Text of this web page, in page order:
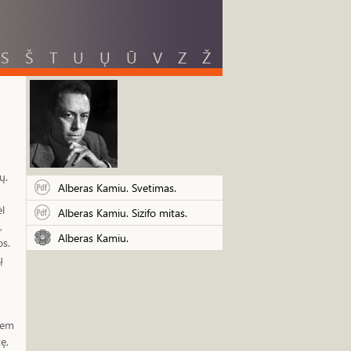
S Š T U Ų Ū V Z Ž
Alberas Kamiu. Svetimas.
Alberas Kamiu. Sizifo mitas.
Alberas Kamiu.